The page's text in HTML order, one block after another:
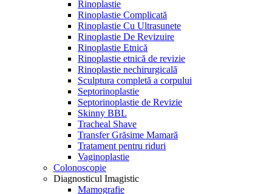
Rinoplastie
Rinoplastie Complicată
Rinoplastie Cu Ultrasunete
Rinoplastie De Revizuire
Rinoplastie Etnică
Rinoplastie etnică de revizie
Rinoplastie nechirurgicală
Sculptura completă a corpului
Septorinoplastie
Septorinoplastie de Revizie
Skinny BBL
Tracheal Shave
Transfer Grăsime Mamară
Tratament pentru riduri
Vaginoplastie
Colonoscopie
Diagnosticul Imagistic
Mamografie